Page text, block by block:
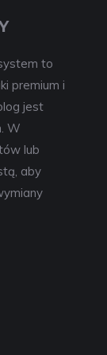
to
premium i
jest
W
lub
aby